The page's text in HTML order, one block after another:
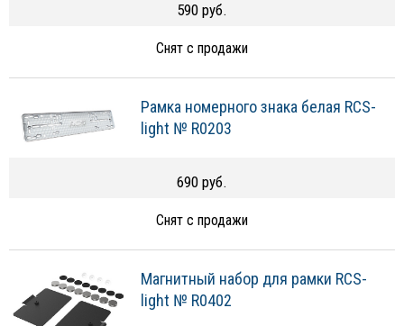
590 руб.
Снят с продажи
Рамка номерного знака белая RCS-
light № R0203
690 руб.
Снят с продажи
Магнитный набор для рамки RCS-
light № R0402